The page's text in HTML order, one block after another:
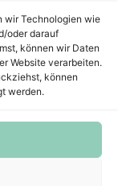
wir Technologien wie
oder darauf
können wir Daten
Website verarbeiten.
können
werden.
Plotterdateien,
EPS & PDF